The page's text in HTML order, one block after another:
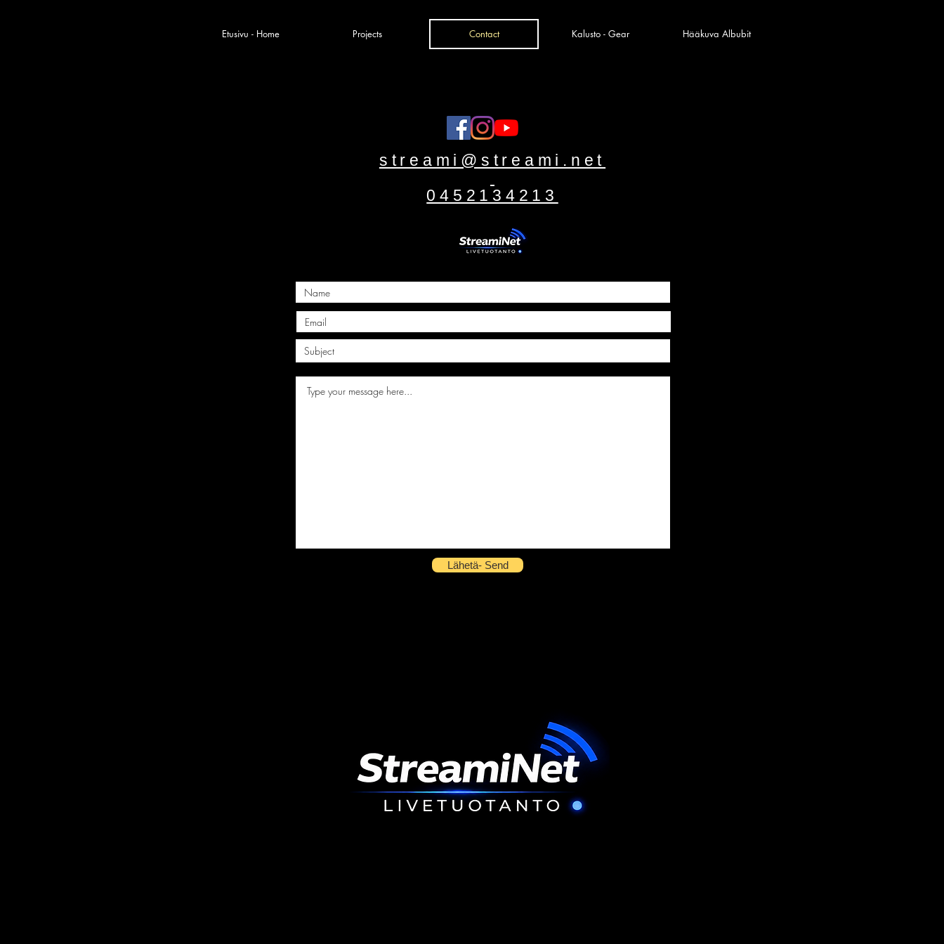
Etusivu - Home Projects Contact Kalusto - Gear Hääkuva Albubit
streami@streami.net
0452134213
Lähetä- Send